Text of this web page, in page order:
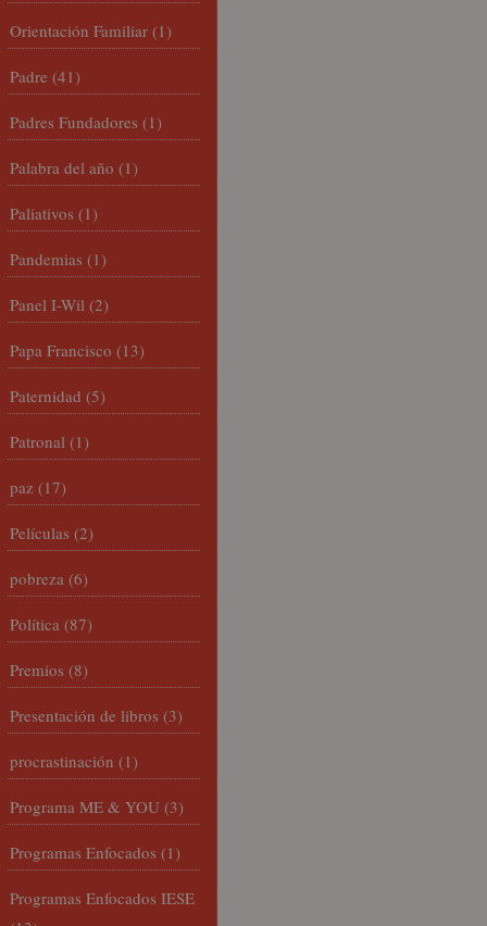
Orientación Familiar (1)
Padre (41)
Padres Fundadores (1)
Palabra del año (1)
Paliativos (1)
Pandemias (1)
Panel I-Wil (2)
Papa Francisco (13)
Paternidad (5)
Patronal (1)
paz (17)
Películas (2)
pobreza (6)
Política (87)
Premios (8)
Presentación de libros (3)
procrastinación (1)
Programa ME & YOU (3)
Programas Enfocados (1)
Programas Enfocados IESE